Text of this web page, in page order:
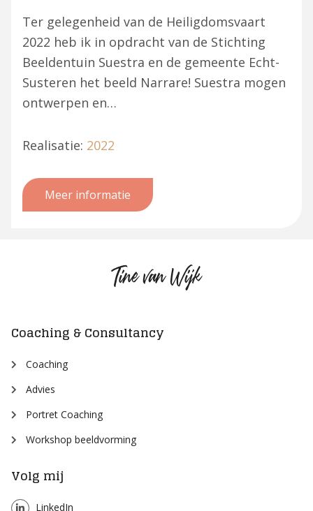
Ter gelegenheid van de Heiligdomsvaart
2022 heb ik in opdracht van de Stichting
Beeldentuin Suestra en de gemeente Echt-
Susteren het beeld Narrare! Suestra mogen
ontwerpen en…
Realisatie: 2022
Meer informatie
Coaching & Consultancy
Coaching
Advies
Portret Coaching
Workshop beeldvorming
Volg mij
LinkedIn